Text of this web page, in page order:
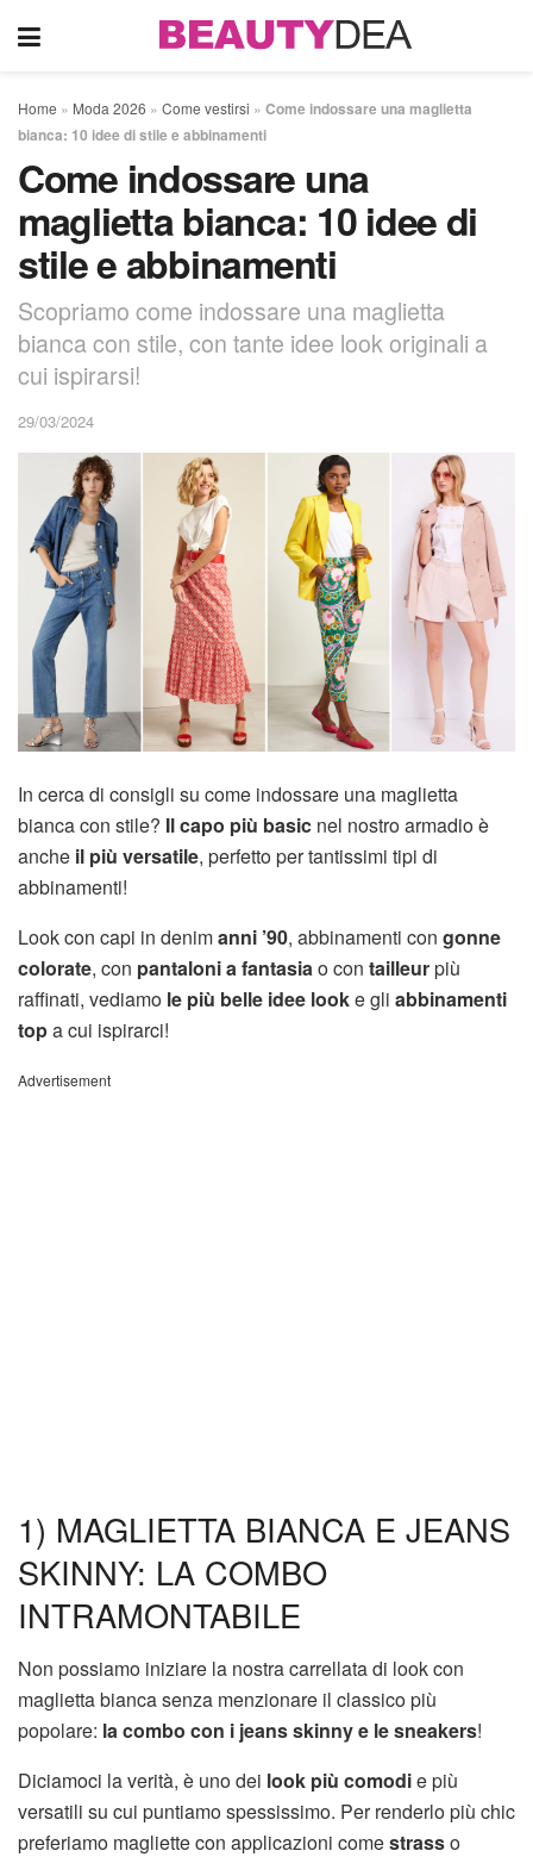
Home » Moda 2026 » Come vestirsi » Come indossare una maglietta
bianca: 10 idee di stile e abbinamenti
Come indossare una
maglietta bianca: 10 idee di
stile e abbinamenti
Scopriamo come indossare una maglietta
bianca con stile, con tante idee look originali a
cui ispirarsi!
29/03/2024
In cerca di consigli su come indossare una maglietta
bianca con stile? Il capo più basic nel nostro armadio è
anche il più versatile, perfetto per tantissimi tipi di
abbinamenti!
Look con capi in denimanni ’90, abbinamenti con gonne
colorate, con pantaloni a fantasia o con tailleurpiù
raffinati, vediamo le più belle idee looke gli abbinamenti
topa cui ispirarci!
Advertisement
1) MAGLIETTA BIANCA E JEANS
SKINNY: LA COMBO
INTRAMONTABILE
Non possiamo iniziare la nostra carrellata di look con
maglietta bianca senza menzionare il classico più
popolare: la combo con i jeans skinny e le sneakers!
Diciamoci la verità, è uno dei look più comodie più
versatili su cui puntiamo spessissimo. Per renderlo più chic
preferiamo magliette con applicazioni comestrasso